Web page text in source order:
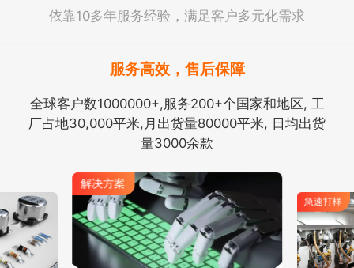
依靠10多年服务经验，满足客户多元化需求
服务高效，售后保障
全球客户数1000000+,服务200+个国家和地区, 工
厂占地30,000平米,月出货量80000平米, 日均出货
量3000余款
解决方案
急速打样